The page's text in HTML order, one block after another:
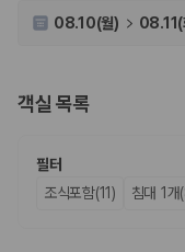
제주도 렌트카는 업체마다
장소, 취소 규정이 다릅니
업체별 가격비교:
제
차종별 최저가 비교:
인원에 맞는 차종별
보험 조건 비교:일반
08.10(월) 08.11(
객실 목록
필터
조식포함(11)
침대 1개